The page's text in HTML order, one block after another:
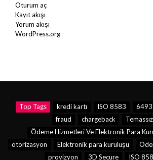
Oturum aç
Kayıt akışı
Yorum akışı
WordPress.org
Top Tags kredi kartı ISO 8583
6493
fraud
chargeback
Ödeme Hizmetleri Ve Elektronik Para
otorizasyon
Elektronik para kuruluşu
provizyon
3D Secure ISO